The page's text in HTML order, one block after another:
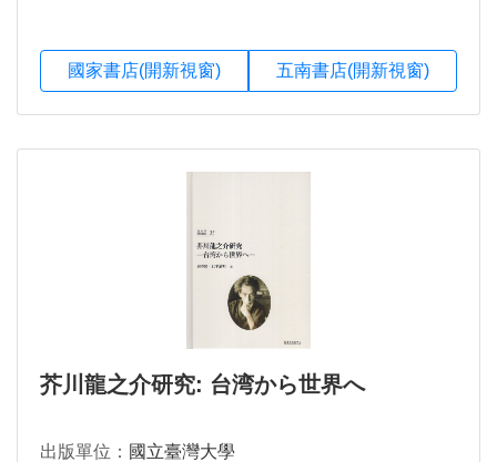
國家書店(開新視窗) 五南書店(開新視窗)
芥川龍之介研究: 台湾から世界へ
出版單位： 國立臺灣大學